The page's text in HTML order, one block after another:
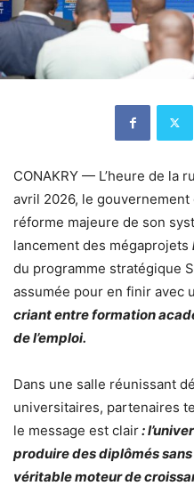
CONAKRY — L’heure de la
avril 2026, le
réforme majeure de son
lancement des mégaprojets
du programme stratégique
assumée pour en finir avec
criant entre formation
de l’emploi.
Dans une salle réunissant
universitaires, partenaires
le message est clair:
produire des diplômés
véritable moteur de